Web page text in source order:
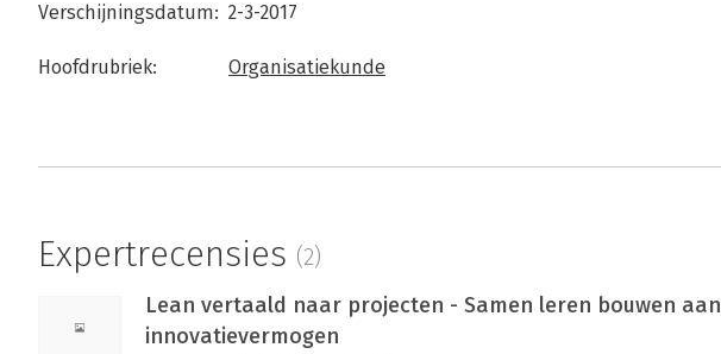
Verschijningsdatum: 2-3-2017
Hoofdrubriek: Organisatiekunde
Expertrecensies (2)
Lean vertaald naar projecten - Samen leren bouwen aan
innovatievermogen